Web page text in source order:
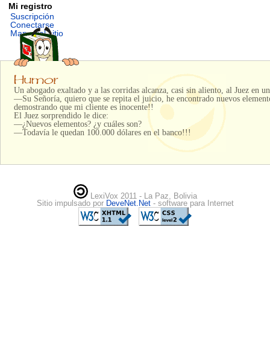
Mi registro
Suscripción
Conectarse
Mapa del sitio
Un abogado exaltado y a las corridas alcanza, casi sin aliento, al Juez en
—Su Señoría, quiero que se repita el juicio, he encontrado nuevos
demostrando que mi cliente es inocente!!
El Juez sorprendido le dice:
—¿Nuevos elementos? ¿y cuáles son?
—Todavía le quedan 100.000 dólares en el banco!!!
LexiVox 2011 - La Paz, Bolivia
Sitio impulsado por DeveNet.Net - software para Internet